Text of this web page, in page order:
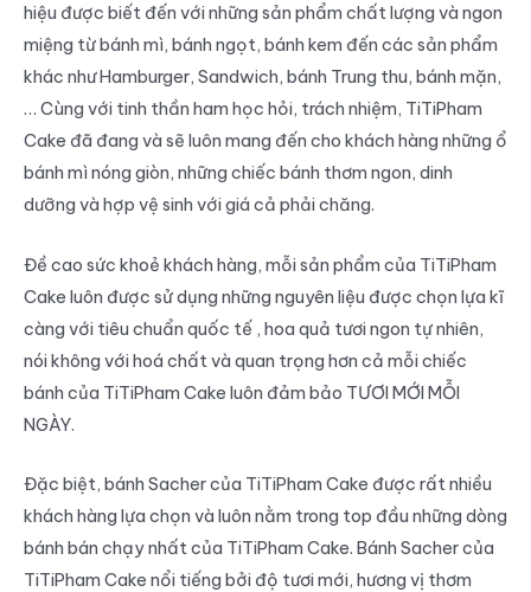
hiệu được biết đến với những sản phẩm chất lượng và ngon
miệng từ bánh mì, bánh ngọt, bánh kem đến các sản phẩm
khác như Hamburger, Sandwich, bánh Trung thu, bánh mặn,
… Cùng với tinh thần ham học hỏi, trách nhiệm, TiTiPham
Cake đã đang và sẽ luôn mang đến cho khách hàng những ổ
bánh mì nóng giòn, những chiếc bánh thơm ngon, dinh
dưỡng và hợp vệ sinh với giá cả phải chăng.
Đề cao sức khoẻ khách hàng, mỗi sản phẩm của TiTiPham
Cake luôn được sử dụng những nguyên liệu được chọn lựa kĩ
càng với tiêu chuẩn quốc tế , hoa quả tươi ngon tự nhiên,
nói không với hoá chất và quan trọng hơn cả mỗi chiếc
bánh của TiTiPham Cake luôn đảm bảo TƯƠI MỚI MỖI
NGÀY.
Đặc biệt, bánh Sacher của TiTiPham Cake được rất nhiều
khách hàng lựa chọn và luôn nằm trong top đầu những dòng
bánh bán chạy nhất của TiTiPham Cake. Bánh Sacher của
TiTiPham Cake nổi tiếng bởi độ tươi mới, hương vị thơm